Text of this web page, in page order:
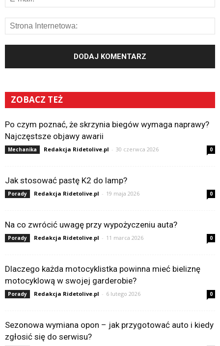
ZOBACZ TEŻ
Po czym poznać, że skrzynia biegów wymaga naprawy?
Najczęstsze objawy awarii
Mechanika Redakcja Ridetolive.pl - 30 czerwca 2026 0
Jak stosować pastę K2 do lamp?
Porady Redakcja Ridetolive.pl - 19 maja 2026 0
Na co zwrócić uwagę przy wypożyczeniu auta?
Porady Redakcja Ridetolive.pl - 11 marca 2026 0
Dlaczego każda motocyklistka powinna mieć bieliznę
motocyklową w swojej garderobie?
Porady Redakcja Ridetolive.pl - 6 lutego 2026 0
Sezonowa wymiana opon – jak przygotować auto i kiedy
zgłosić się do serwisu?